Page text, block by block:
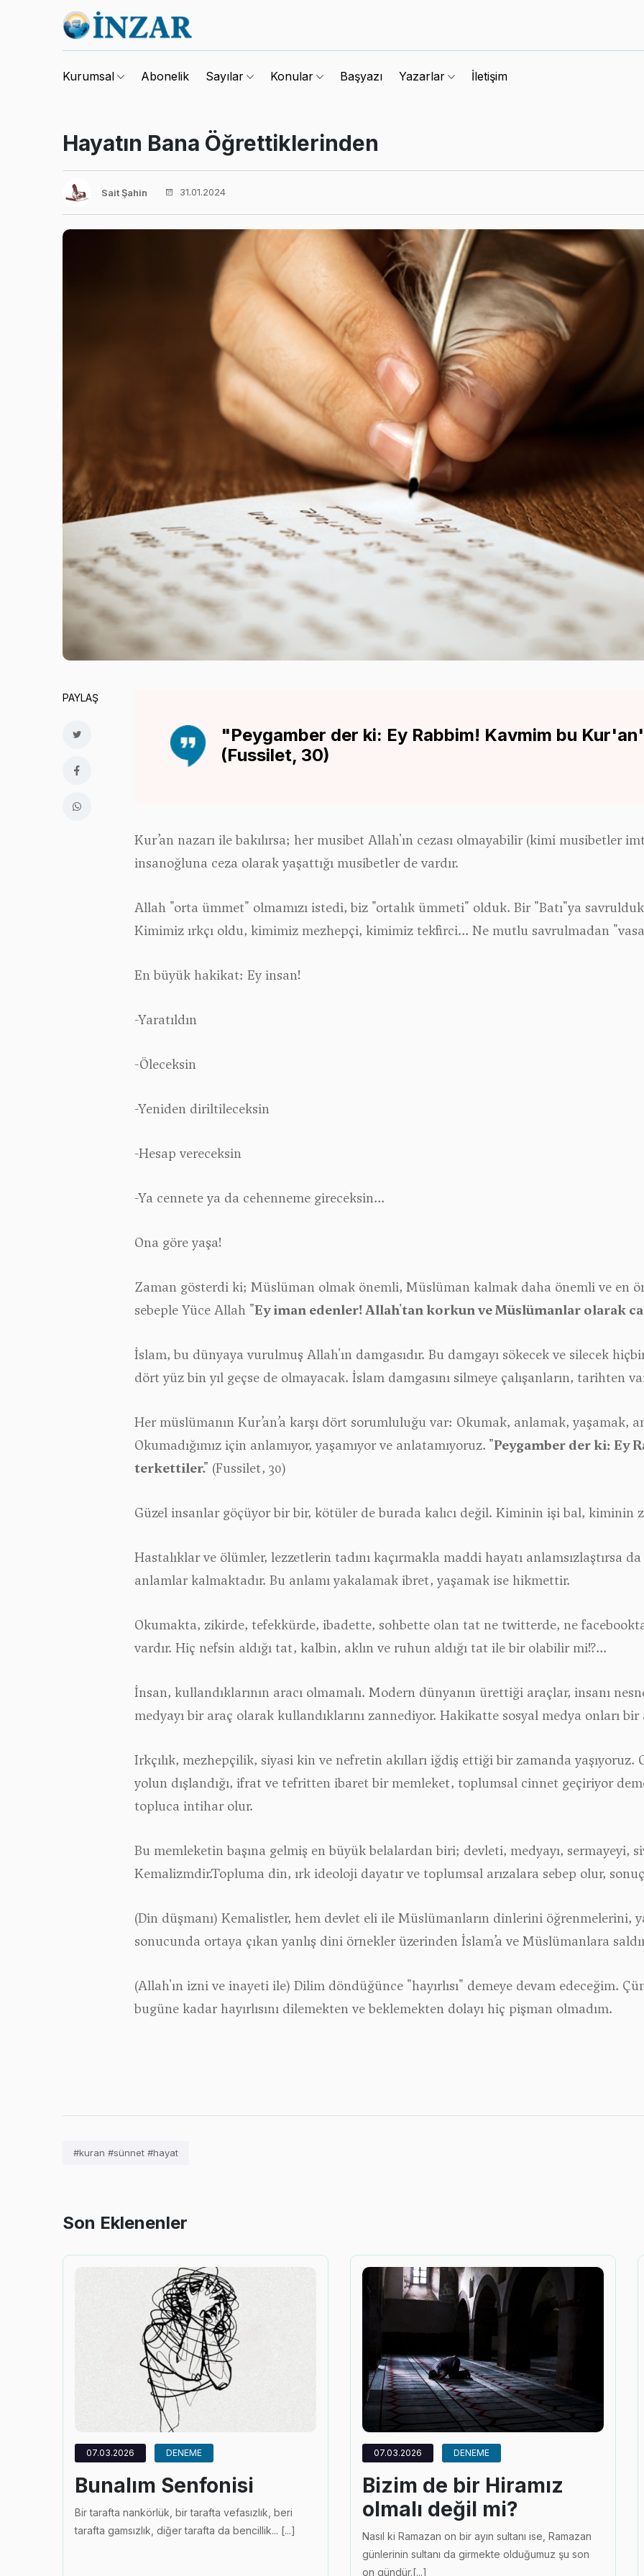
Kurumsal Abonelik Sayılar Konular Başyazı Yazarlar İletişim
Hayatın Bana Öğrettiklerinden
Sait Şahin 31.01.2024
PAYLAŞ
"Peygamber der ki: Ey Rabbim! Kavmim bu
(Fussilet, 30)
Kur’an nazarı ile bakılırsa; her musibet Allah'ın cezası olmayabilir (kimi musibetler
insanoğluna ceza olarak yaşattığı musibetler de vardır.
Allah "orta ümmet" olmamızı istedi, biz "ortalık ümmeti" olduk. Bir "Batı"ya
Kimimiz ırkçı oldu, kimimiz mezhepçi, kimimiz tekfirci... Ne mutlu savrulmadan
En büyük hakikat: Ey insan!
-Yaratıldın ︎
-Öleceksin
-Yeniden diriltileceksin
-Hesap vereceksin
-Ya cennete ya da cehenneme gireceksin...
Ona göre yaşa!
Zaman gösterdi ki; Müslüman olmak önemli, Müslüman kalmak daha önemli ve en
sebeple Yüce Allah "Ey iman edenler! Allah'tan korkun ve Müslümanlar olarak
İslam, bu dünyaya vurulmuş Allah'ın damgasıdır. Bu damgayı sökecek ve silecek
dört yüz bin yıl geçse de olmayacak. İslam damgasını silmeye çalışanların, tarihten
Her müslümanın Kur’an’a karşı dört sorumluluğu var: Okumak, anlamak, yaşamak,
Okumadığımız için anlamıyor, yaşamıyor ve anlatamıyoruz. "Peygamber der ki: Ey
terkettiler." (Fussilet, 30)
Güzel insanlar göçüyor bir bir, kötüler de burada kalıcı değil. Kiminin işi bal,
Hastalıklar ve ölümler, lezzetlerin tadını kaçırmakla maddi hayatı anlamsızlaştırsa
anlamlar kalmaktadır. Bu anlamı yakalamak ibret, yaşamak ise hikmettir.
Okumakta, zikirde, tefekkürde, ibadette, sohbette olan tat ne twitterde, ne
vardır. Hiç nefsin aldığı tat, kalbin, aklın ve ruhun aldığı tat ile bir olabilir mi!?...
İnsan, kullandıklarının aracı olmamalı. Modern dünyanın ürettiği araçlar, insanı
medyayı bir araç olarak kullandıklarını zannediyor. Hakikatte sosyal medya onları
Irkçılık, mezhepçilik, siyasi kin ve nefretin akılları iğdiş ettiği bir zamanda
yolun dışlandığı, ifrat ve tefritten ibaret bir memleket, toplumsal cinnet geçiriyor
topluca intihar olur.
Bu memleketin başına gelmiş en büyük belalardan biri; devleti, medyayı,
Kemalizmdir.Topluma din, ırk ideoloji dayatır ve toplumsal arızalara sebep olur,
(Din düşmanı) Kemalistler, hem devlet eli ile Müslümanların dinlerini öğrenmelerini,
sonucunda ortaya çıkan yanlış dini örnekler üzerinden İslam’a ve Müslümanlara
(Allah'ın izni ve inayeti ile) Dilim döndüğünce "hayırlısı" demeye devam edeceğim.
bugüne kadar hayırlısını dilemekten ve beklemekten dolayı hiç pişman olmadım.
#kuran #sünnet #hayat
Son Eklenenler
07.03.2026 DENEME
Bunalım Senfonisi
Bir tarafta nankörlük, bir tarafta vefasızlık, beri
tarafta gamsızlık, diğer tarafta da bencillik... [...]
07.03.2026 DENEME
​​​​​​​Bizim de bir Hiramız
olmalı değil mi?
Nasıl ki Ramazan on bir ayın sultanı ise, Ramazan
günlerinin sultanı da girmekte olduğumuz şu son
on gündür.[...]